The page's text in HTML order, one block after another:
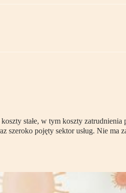
stałe, w tym koszty
szeroko pojęty sektor usług. Nie ma